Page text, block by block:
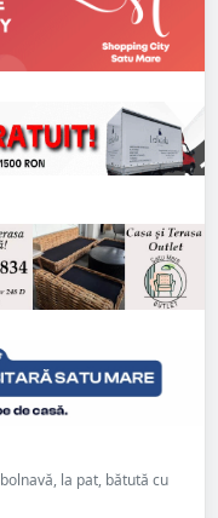
la pat, bătută cu